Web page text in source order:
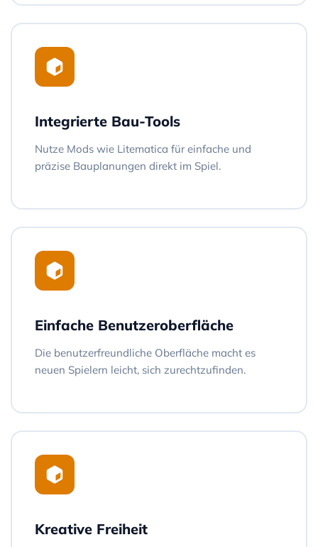
Integrierte Bau-Tools
Nutze Mods wie Litematica für einfache und
präzise Bauplanungen direkt im Spiel.
Einfache Benutzeroberfläche
Die benutzerfreundliche Oberfläche macht es
neuen Spielern leicht, sich zurechtzufinden.
Kreative Freiheit